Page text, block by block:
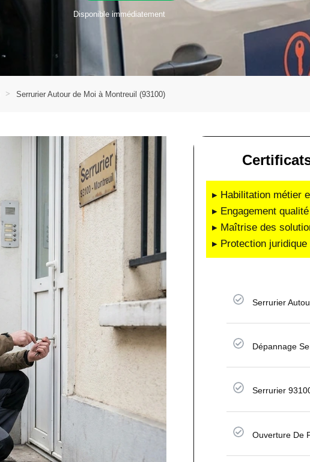
Disponible immédiatement
Serrurier Autour de Moi à Montreuil (93100)
▸ Habilitation métier
▸ Engagement
▸ Maîtrise des
▸ Protection
Serrurier
Dépannage
Serrurier
Ouverture De